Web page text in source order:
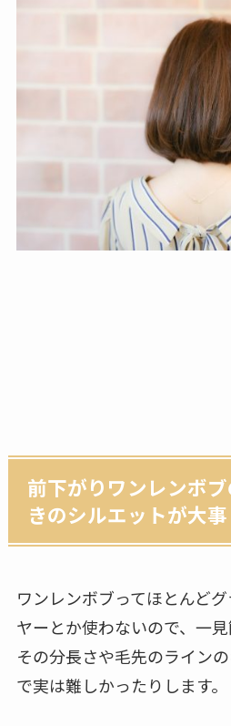
前下がりワンレンボ
きのシルエットが大事
ワンレンボブってほとんど
ヤーとか使わないので、一
その分長さや毛先のライン
で実は難しかったりします。